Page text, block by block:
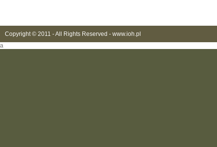
Copyright © 2011 - All Rights Reserved - www.ioh.pl
a